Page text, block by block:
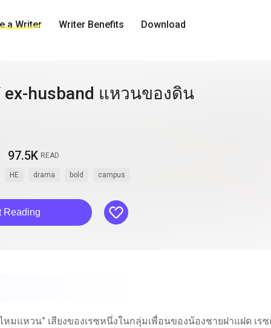
a Writer Writer Benefits Download
ex-husband แหวนของดิน
97.5K READ
HE drama bold campus
Reading like
มแหวน” เสียงของเรซหนึ่งในกลุ่มเพื่อนของน้องชายฝาแฝด เ